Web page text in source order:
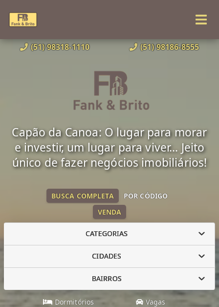
(51) 98318-1110 (51) 98186-8555
Capão da Canoa: O lugar para morar
e investir, um lugar para viver... Jeito
único de fazer negócios imobiliários!
VENDA
BUSCA COMPLETA POR CÓDIGO
CATEGORIAS
CIDADES
BAIRROS
Dormitórios Vagas